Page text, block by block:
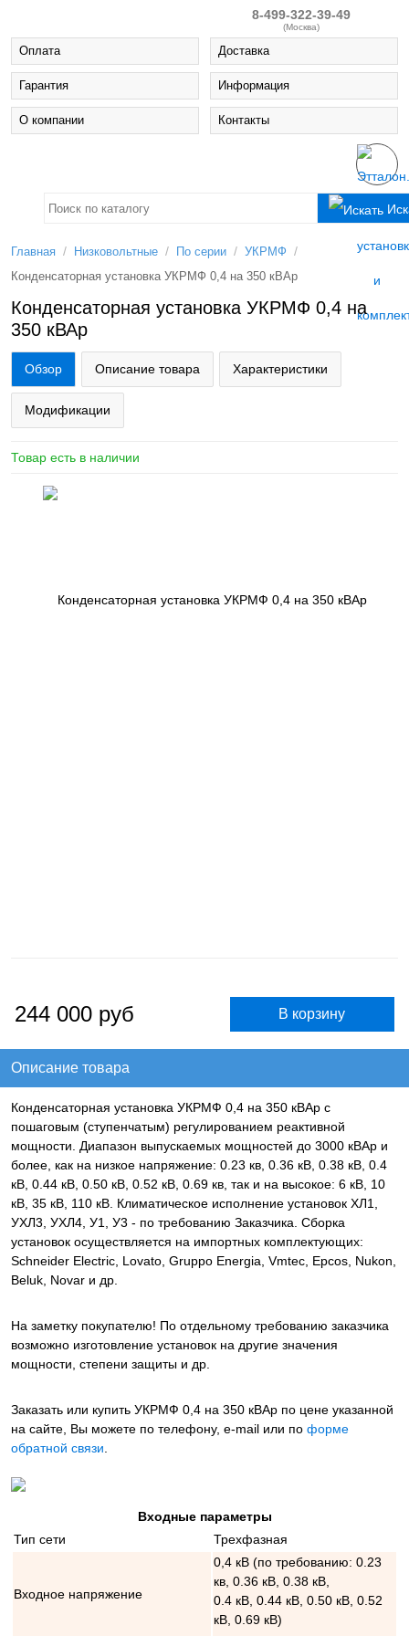
8-499-322-39-49
(Москва)
Оплата Доставка
Гарантия Информация
О компании Контакты
Главная / Низковольтные / По серии / УКРМФ /
Конденсаторная установка УКРМФ 0,4 на 350 кВАр
Конденсаторная установка УКРМФ 0,4 на
350 кВАр
Обзор Описание товара Характеристики
Модификации
Товар есть в наличии
244 000 руб
Описание товара
Конденсаторная установка УКРМФ 0,4 на 350 кВАр с
пошаговым (ступенчатым) регулированием реактивной
мощности. Диапазон выпускаемых мощностей до 3000 кВАр и
более, как на низкое напряжение: 0.23 кв, 0.36 кВ, 0.38 кВ, 0.4
кВ, 0.44 кВ, 0.50 кВ, 0.52 кВ, 0.69 кв, так и на высокое: 6 кВ, 10
кВ, 35 кВ, 110 кВ. Климатическое исполнение установок ХЛ1,
УХЛ3, УХЛ4, У1, У3 - по требованию Заказчика. Сборка
установок осуществляется на импортных комплектующих:
Schneider Electric, Lovato, Gruppo Energia, Vmtec, Epcos, Nukon,
Beluk, Novar и др.
На заметку покупателю! По отдельному требованию заказчика
возможно изготовление установок на другие значения
мощности, степени защиты и др.
Заказать или купить УКРМФ 0,4 на 350 кВАр по цене указанной
на сайте, Вы можете по телефону, e-mail или по форме
обратной связи.
Входные параметры
Тип сети
Трехфазная
Входное напряжение
0,4 кВ (по требованию: 0.23
кв, 0.36 кВ, 0.38 кВ,
0.4 кВ, 0.44 кВ, 0.50 кВ, 0.52
кВ, 0.69 кВ)